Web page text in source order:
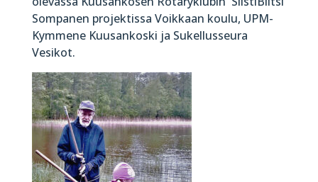
Sompanen projektissa Voikkaan koulu, UPM-
Kymmene Kuusankoski ja Sukellusseura
Vesikot.